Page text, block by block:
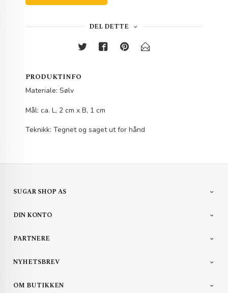
DEL DETTE
PRODUKTINFO
Materiale: Sølv
Mål: ca. L, 2 cm x B, 1 cm
Teknikk: Tegnet og saget ut for hånd
SUGAR SHOP AS
DIN KONTO
PARTNERE
NYHETSBREV
OM BUTIKKEN